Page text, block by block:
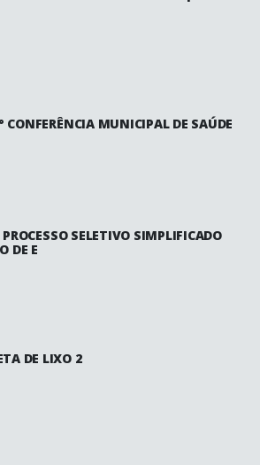
CONFERÊNCIA MUNICIPAL DE SAÚDE
SELETIVO SIMPLIFICADO
DE E
DE LIXO 2